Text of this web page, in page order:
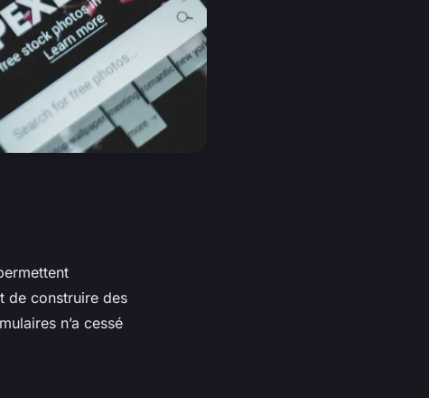
de construire des
n’a cessé